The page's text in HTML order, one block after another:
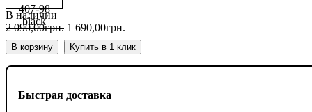
Быстрая доставка
В наличии
2 090,00грн. 1 690,00грн.
В корзину Купить в 1 клик